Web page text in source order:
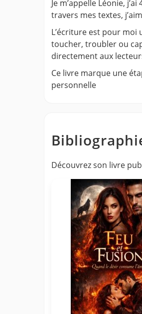
Je m’appelle Léonie,
travers mes textes,
L’écriture est pour moi
toucher, troubler ou
directement aux
Ce livre marque une
personnelle
Découvrez son livre